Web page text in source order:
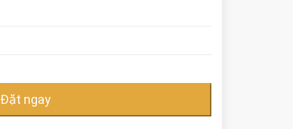
Đặt ngay